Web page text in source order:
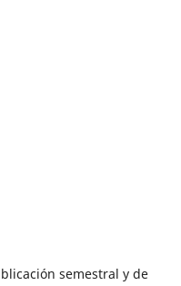
semestral y de